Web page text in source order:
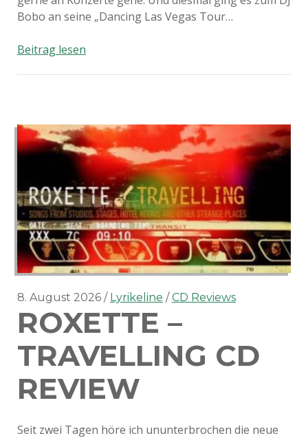
Bobo an seine „Dancing Las Vegas Tour…
Beitrag lesenViva
8. August 2026 Lyrikeline CD Reviews
ROXETTE –
TRAVELLING CD
REVIEW
Seit zwei Tagen höre ich ununterbrochen die neue